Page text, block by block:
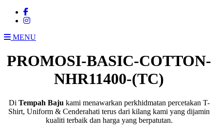
MENU
PROMOSI-BASIC-COTTON-
NHR11400-(TC)
Di Tempah Baju kami menawarkan perkhidmatan percetakan T-
Shirt, Uniform & Cenderahati terus dari kilang kami yang dijamin
kualiti terbaik dan harga yang berpatutan.